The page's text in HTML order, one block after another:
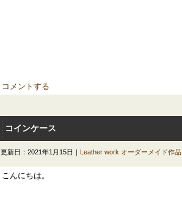
コメントする
コインケース
更新日：2021年1月15日｜ Leather work オーダーメイド作品
こんにちは。